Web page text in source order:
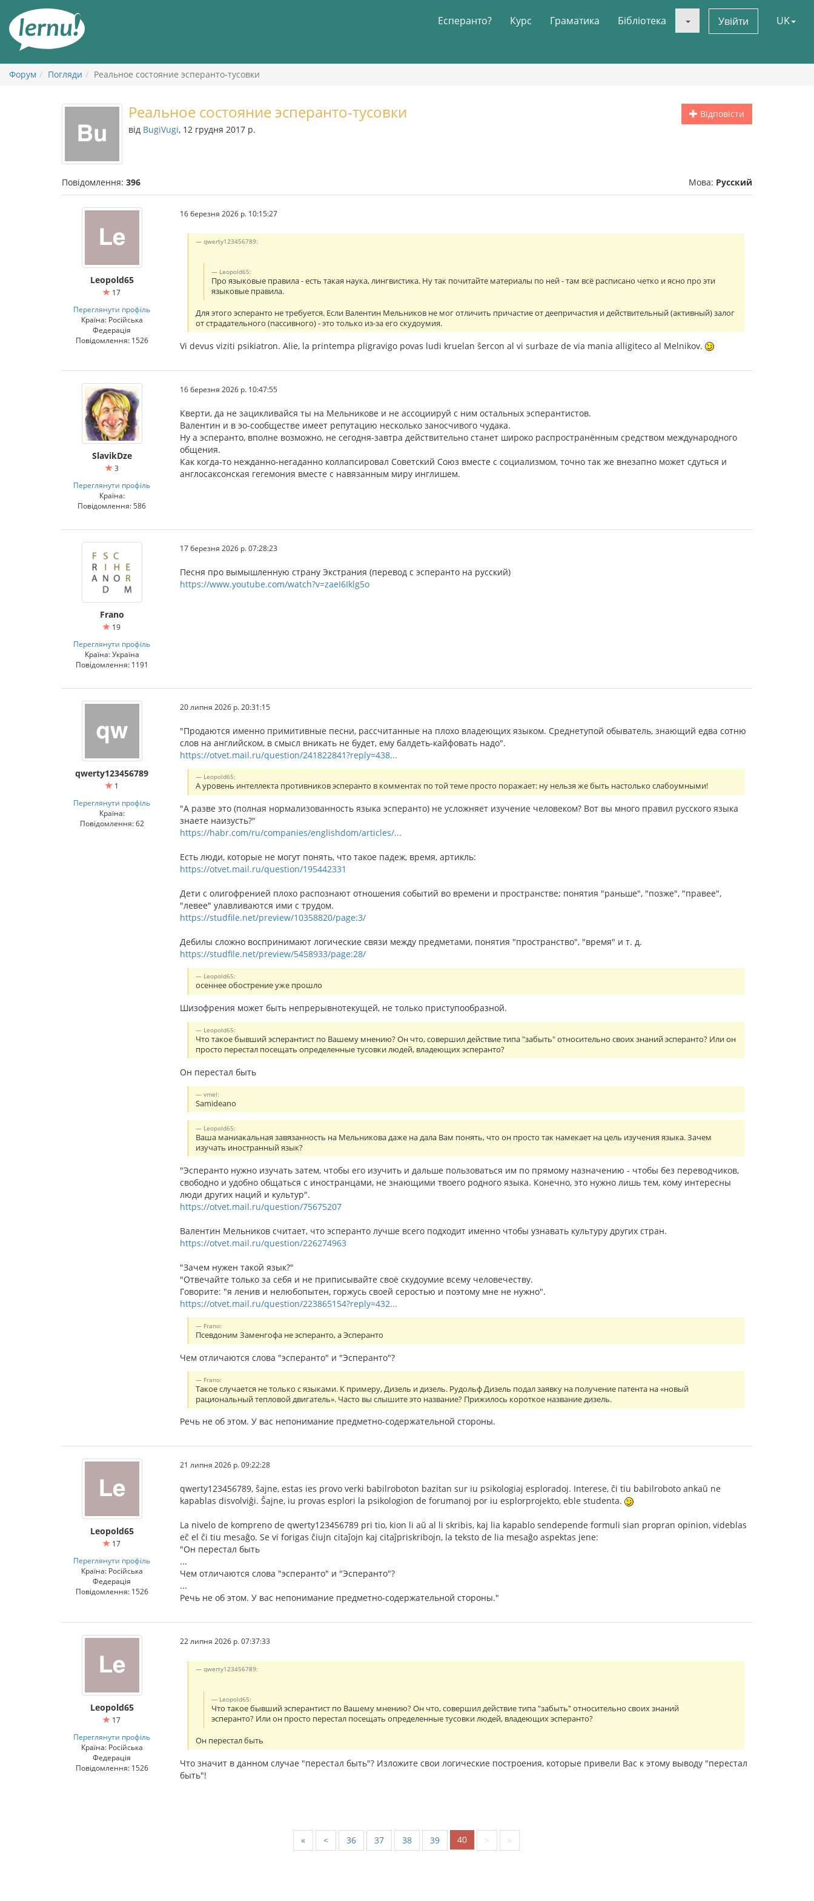
змісту
Есперанто? Курс Граматика Бібліотека Увійти UK
Форум Погляди Реальное состояние эсперанто-тусовки
Відповісти
Реальное состояние эсперанто-тусовки
від BugiVugi, 12 грудня 2017 р.
Повідомлення: 396 Мова: Русский
Leopold65
17
Переглянути профіль
Країна: Російська
Федерація
Повідомлення: 1526
16 березня 2026 р. 10:15:27
qwerty123456789:
Leopold65:
Про языковые правила - есть такая наука, лингвистика. Ну так почитайте материалы по ней - там всё расписано четко и ясно про эти
языковые правила.
Для этого эсперанто не требуется. Если Валентин Мельников не мог отличить причастие от деепричастия и действительный (активный) залог
от страдательного (пассивного) - это только из-за его скудоумия.
Vi devus viziti psikiatron. Alie, la printempa pligravigo povas ludi kruelan ŝercon al vi surbaze de via mania alligiteco al Melnikov.
SlavikDze
3
Переглянути профіль
Країна:
Повідомлення: 586
16 березня 2026 р. 10:47:55
Кверти, да не зацикливайся ты на Мельникове и не ассоциируй с ним остальных эсперантистов.
Валентин и в эо-сообществе имеет репутацию несколько заносчивого чудака.
Ну а эсперанто, вполне возможно, не сегодня-завтра действительно станет широко распространённым средством международного
общения.
Как когда-то нежданно-негаданно коллапсировал Советский Союз вместе с социализмом, точно так же внезапно может сдуться и
англосаксонская гегемония вместе с навязанным миру инглишем.
Frano
19
Переглянути профіль
Країна: Україна
Повідомлення: 1191
17 березня 2026 р. 07:28:23
Песня про вымышленную страну Экстрания (перевод с эсперанто на русский)
https://www.youtube.com/watch?v=zaeI6Iklg5o
qwerty123456789
1
Переглянути профіль
Країна:
Повідомлення: 62
20 липня 2026 р. 20:31:15
"Продаются именно примитивные песни, рассчитанные на плохо владеющих языком. Среднетупой обыватель, знающий едва сотню
слов на английском, в смысл вникать не будет, ему балдеть-кайфовать надо".
https://otvet.mail.ru/question/241822841?reply=438...
Leopold65:
А уровень интеллекта противников эсперанто в комментах по той теме просто поражает: ну нельзя же быть настолько слабоумными!
"А разве это (полная нормализованность языка эсперанто) не усложняет изучение человеком? Вот вы много правил русского языка
знаете наизусть?"
https://habr.com/ru/companies/englishdom/articles/...
Есть люди, которые не могут понять, что такое падеж, время, артикль:
https://otvet.mail.ru/question/195442331
Дети с олигофренией плохо распознают отношения событий во времени и пространстве; понятия "раньше", "позже", "правее",
"левее" улавливаются ими с трудом.
https://studfile.net/preview/10358820/page:3/
Дебилы сложно воспринимают логические связи между предметами, понятия "пространство", "время" и т. д.
https://studfile.net/preview/5458933/page:28/
Leopold65:
осеннее обострение уже прошло
Шизофрения может быть непрерывнотекущей, не только приступообразной.
Leopold65:
Что такое бывший эсперантист по Вашему мнению? Он что, совершил действие типа "забыть" относительно своих знаний эсперанто? Или он
просто перестал посещать определенные тусовки людей, владеющих эсперанто?
Он перестал быть
vmel:
Samideano
Leopold65:
Ваша маниакальная завязанность на Мельникова даже на дала Вам понять, что он просто так намекает на цель изучения языка. Зачем
изучать иностранный язык?
"Эсперанто нужно изучать затем, чтобы его изучить и дальше пользоваться им по прямому назначению - чтобы без переводчиков,
свободно и удобно общаться с иностранцами, не знающими твоего родного языка. Конечно, это нужно лишь тем, кому интересны
люди других наций и культур".
https://otvet.mail.ru/question/75675207
Валентин Мельников считает, что эсперанто лучше всего подходит именно чтобы узнавать культуру других стран.
https://otvet.mail.ru/question/226274963
"Зачем нужен такой язык?"
"Отвечайте только за себя и не приписывайте своё скудоумие всему человечеству.
Говорите: "я ленив и нелюбопытен, горжусь своей серостью и поэтому мне не нужно".
https://otvet.mail.ru/question/223865154?reply=432...
Frano:
Псевдоним Заменгофа не эсперанто, а Эсперанто
Чем отличаются слова "эсперанто" и "Эсперанто"?
Frano:
Такое случается не только с языками. К примеру, Дизель и дизель. Рудольф Дизель подал заявку на получение патента на «новый
рациональный тепловой двигатель». Часто вы слышите это название? Прижилось короткое название дизель.
Речь не об этом. У вас непонимание предметно-содержательной стороны.
Leopold65
17
Переглянути профіль
Країна: Російська
Федерація
Повідомлення: 1526
21 липня 2026 р. 09:22:28
qwerty123456789, ŝajne, estas ies provo verki babilroboton bazitan sur iu psikologiaj esploradoj. Interese, ĉi tiu babilroboto ankaŭ ne
kapablas disvolviĝi. Ŝajne, iu provas esplori la psikologion de forumanoj por iu esplorprojekto, eble studenta.
La nivelo de kompreno de qwerty123456789 pri tio, kion li aŭ al li skribis, kaj lia kapablo sendepende formuli sian propran opinion, videblas
eĉ el ĉi tiu mesaĝo. Se vi forigas ĉiujn citaĵojn kaj citaĵpriskribojn, la teksto de lia mesaĝo aspektas jene:
"Он перестал быть
...
Чем отличаются слова "эсперанто" и "Эсперанто"?
...
Речь не об этом. У вас непонимание предметно-содержательной стороны."
Leopold65
17
Переглянути профіль
Країна: Російська
Федерація
Повідомлення: 1526
22 липня 2026 р. 07:37:33
qwerty123456789:
Leopold65:
Что такое бывший эсперантист по Вашему мнению? Он что, совершил действие типа "забыть" относительно своих знаний
эсперанто? Или он просто перестал посещать определенные тусовки людей, владеющих эсперанто?
Он перестал быть
Что значит в данном случае "перестал быть"? Изложите свои логические построения, которые привели Вас к этому выводу "перестал
быть"!
« < 36 37 38 39 40 > »